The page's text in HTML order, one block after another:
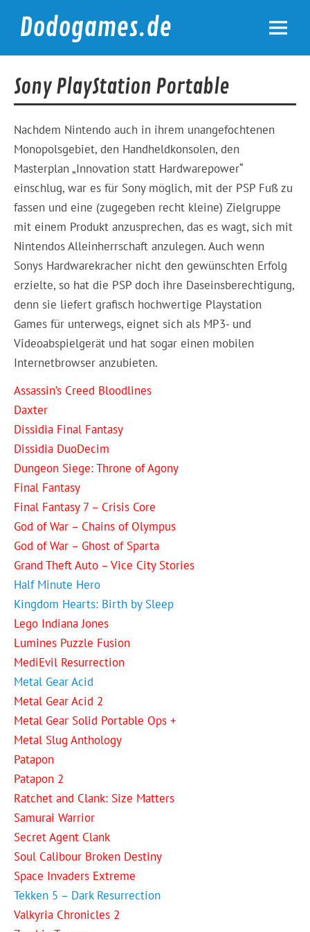
contentDodogames.de
Sony PlayStation Portable
Nachdem Nintendo auch in ihrem unangefochtenen
Monopolsgebiet, den Handheldkonsolen, den
Masterplan „Innovation statt Hardwarepower“
einschlug, war es für Sony möglich, mit der PSP Fuß zu
fassen und eine (zugegeben recht kleine) Zielgruppe
mit einem Produkt anzusprechen, das es wagt, sich mit
Nintendos Alleinherrschaft anzulegen. Auch wenn
Sonys Hardwarekracher nicht den gewünschten Erfolg
erzielte, so hat die PSP doch ihre Daseinsberechtigung,
denn sie liefert grafisch hochwertige Playstation
Games für unterwegs, eignet sich als MP3- und
Videoabspielgerät und hat sogar einen mobilen
Internetbrowser anzubieten.
Assassin’s Creed Bloodlines
Daxter
Dissidia Final Fantasy
Dissidia DuoDecim
Dungeon Siege: Throne of Agony
Final Fantasy
Final Fantasy 7 – Crisis Core
God of War – Chains of Olympus
God of War – Ghost of Sparta
Grand Theft Auto – Vice City Stories
Half Minute Hero
Kingdom Hearts: Birth by Sleep
Lego Indiana Jones
Lumines Puzzle Fusion
MediEvil Resurrection
Metal Gear Acid
Metal Gear Acid 2
Metal Gear Solid Portable Ops +
Metal Slug Anthology
Patapon
Patapon 2
Ratchet and Clank: Size Matters
Samurai Warrior
Secret Agent Clank
Soul Calibour Broken Destiny
Space Invaders Extreme
Tekken 5 – Dark Resurrection
Valkyria Chronicles 2